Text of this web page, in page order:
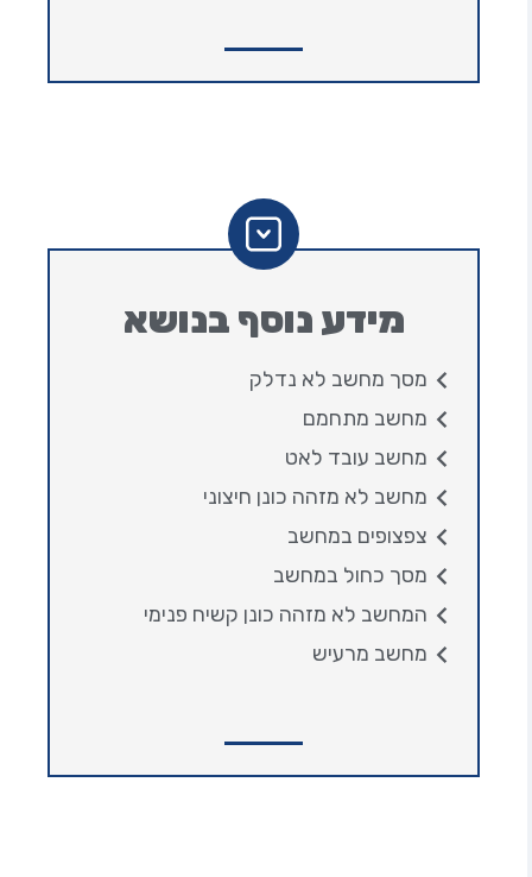
מידע נוסף בנושא
מסך מחשב לא נדלק
מחשב מתחמם
מחשב עובד לאט
מחשב לא מזהה כונן חיצוני
צפצופים במחשב
מסך כחול במחשב
המחשב לא מזהה כונן קשיח פנימי
מחשב מרעיש